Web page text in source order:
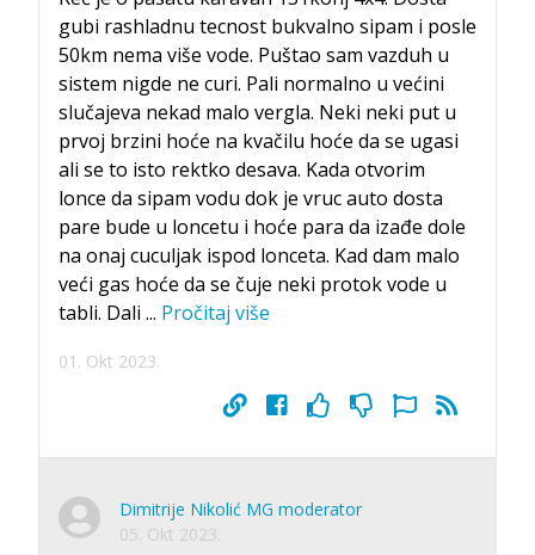
gubi rashladnu tecnost bukvalno sipam i posle
50km nema više vode. Puštao sam vazduh u
sistem nigde ne curi. Pali normalno u većini
slučajeva nekad malo vergla. Neki neki put u
prvoj brzini hoće na kvačilu hoće da se ugasi
ali se to isto rektko desava. Kada otvorim
lonce da sipam vodu dok je vruc auto dosta
pare bude u loncetu i hoće para da izađe dole
na onaj cuculjak ispod lonceta. Kad dam malo
veći gas hoće da se čuje neki protok vode u
tabli. Dali ... Pročitaj više
01. Okt 2023.
Dimitrije Nikolić MG moderator
05. Okt 2023.